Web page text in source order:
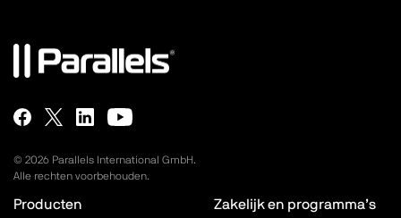
© 2026 Parallels International GmbH.
Alle rechten voorbehouden.
Producten Zakelijk en programma’s